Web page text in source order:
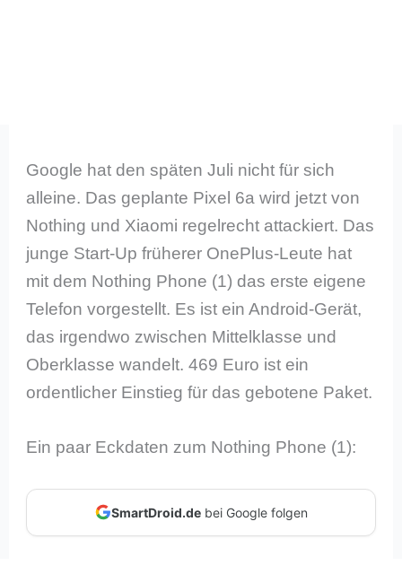
Google hat den späten Juli nicht für sich
alleine. Das geplante Pixel 6a wird jetzt von
Nothing und Xiaomi regelrecht attackiert. Das
junge Start-Up früherer OnePlus-Leute hat
mit dem Nothing Phone (1) das erste eigene
Telefon vorgestellt. Es ist ein Android-Gerät,
das irgendwo zwischen Mittelklasse und
Oberklasse wandelt. 469 Euro ist ein
ordentlicher Einstieg für das gebotene Paket.
Ein paar Eckdaten zum Nothing Phone (1):
SmartDroid.debei Google folgen